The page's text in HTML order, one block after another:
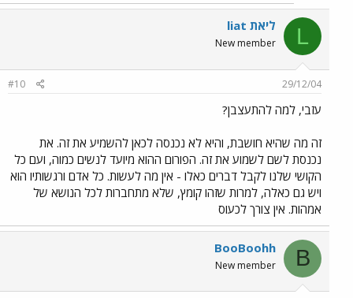
L liat ליאת
New member
29/12/04
#10
עזבי, למה להתעצבן?
זה מה שהיא חושבת, והיא לא נכנסה לכאן להשמיע את זה. את
נכנסת לשם לשמוע את זה. הפורום ההוא מיועד לנשים כמוה, ועם כל
הקושי שלנו לקבל דברים כאלו - אין מה לעשות. כל אדם ורגשותיו הוא
ויש גם כאלה, למרות שזהו קומץ, שלא מתחברות לכל הנושא של
אמהות. אין צורך לכעוס
B
BooBoohh
New member